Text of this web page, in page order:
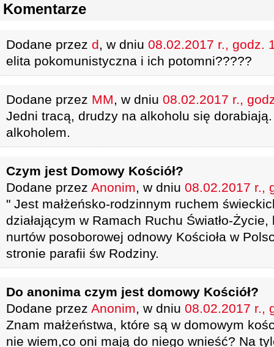
Komentarze
Dodane przez d, w dniu 08.02.2017 r., godz.
elita pokomunistyczna i ich potomni?????
Dodane przez MM, w dniu 08.02.2017 r.,
Jedni tracą, drudzy na alkoholu się
alkoholem.
Czym jest Domowy Kościół?
Dodane przez Anonim, w dniu 08.02.2017 r.,
" Jest małżeńsko-rodzinnym ruchem
działającym w Ramach Ruchu Światło-
nurtów posoborowej odnowy Kościoła w
stronie parafii św Rodziny.
Do anonima czym jest domowy Kościół?
Dodane przez Anonim, w dniu 08.02.2017 r.,
Znam małżeństwa, które są w domowym
nie wiem,co oni mają do niego wnieść? Na